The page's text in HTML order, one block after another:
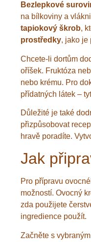
Bezlepkové
na bílkoviny a
tapiokový škrob,
prostředky, jako je
Chcete-li dortům
oříšek. Fruktóza
nebo krému. Pro
přídatných látek –
Důležité je také
přizpůsobovat
hravě poradíte.
Jak
Pro přípravu
možností. Ovocný
zda použijete
ingredience použít.
Začněte s